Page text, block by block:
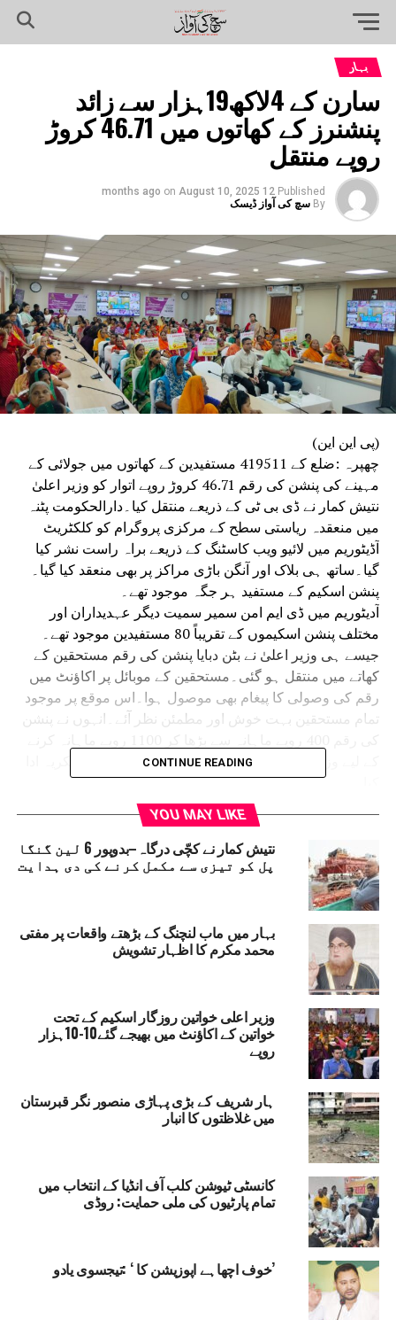
بہار
سارن کے 4لاکھ19ہزار سے زائد
پنشنرز کے کھاتوں میں 46.71 کروڑ
روپے منتقل
Published
12 months ago
on August 10, 2025
By سچ کی آواز ڈیسک
(پی این این)
چھپرہ :ضلع کے 419511 مستفیدین کے کھاتوں میں جولائی کے
مہینے کی پنشن کی رقم 46.71 کروڑ روپے اتوار کو وزیر اعلیٰ
نتیش کمار نے ڈی بی ٹی کے ذریعے منتقل کیا۔دارالحکومت پٹنہ
میں منعقدہ ریاستی سطح کے مرکزی پروگرام کو کلکٹریٹ
آڈیٹوریم میں لائیو ویب کاسٹنگ کے ذریعے براہ راست نشر کیا
گیا۔ساتھ ہی بلاک اور آنگن باڑی مراکز پر بھی منعقد کیا گیا۔
پنشن اسکیم کے مستفید ہر جگہ موجود تھے۔
آدیٹوریم میں ڈی ایم امن سمیر سمیت دیگر عہدیداران اور
مختلف پنشن اسکیموں کے تقریباً 80 مستفیدین موجود تھے۔
جیسے ہی وزیر اعلیٰ نے بٹن دبایا پنشن کی رقم مستحقین کے
کھاتے میں منتقل ہو گئی۔مستحقین کے موبائل پر اکاؤنٹ میں
رقم کی وصولی کا پیغام بھی موصول ہوا۔اس موقع پر موجود
تمام مستحقین بہت خوش اور مطمئن نظر آئے۔انہوں نے پنشن
کے لیے وزیر اعلیٰ نتیش کمار اور ریاستی حکومت کا شکریہ ادا
ڈی ایم میر نے بتایا کہ سارن ضلع میں بہار معذور اسکیم کے
گاندھی نیشنل اولڈ ایج پنشن اسکیم کے 129394،اندرا گاندھی
نیشنل بیوہ پنشن اسکیم کے 17906،لکشمی بائی سماجی
کے 185235 مستفیدین اس پروگرام سے مستفید ہو رہے
ہیں۔
RELATED TOPICS:
CHIEF MINISTER NITISH KUMAR
INDIRA GANDHI NATIONAL DISABILITY PENSION SCHEME
NDIRA GANDHI NATIONAL OLD AGE PENSION SCHEME
SARAN PENSIONERS
UP
کمیشن بی جے پی کے ایجنٹ کے طور پر کر رہا
کام: روہنی آچاریہ
DON'T MISS
انڈیااتحاداورسارن وکاس منچ نے شروع کی ووٹر لسٹ
درست کرنے کی مہم
CONTINUE READING
YOU MAY LIKE
نتیش کمار نے کچّی درگاہ–بدوپور 6 لین گنگا
پل کو تیزی سے مکمل کرنے کی دی ہدایت
بہار میں ماب لنچنگ کے بڑھتے واقعات پر مفتی
محمد مکرم کا اظہار تشویش
وزیر اعلی خواتین روزگار اسکیم کے تحت
خواتین کے اکاؤنٹ میں بھیجے گئے10-10ہزار
روپے
ہار شریف کے بڑی پہاڑی منصور نگر قبرستان
میں غلاظتوں کا انبار
کانسٹی ٹیوشن کلب آف انڈیا کے انتخاب میں
تمام پارٹیوں کی ملی حمایت: روڈی
’خوف اچھاہے اپوزیشن کا ‘ :تیجسوی یادو